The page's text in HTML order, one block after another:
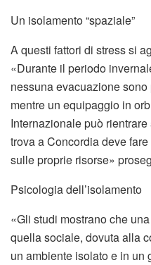
Un isolamento “spaziale”
A questi fattori di stress si
«Durante il periodo
nessuna evacuazione
mentre un equipaggio in
Internazionale può
trova a Concordia deve
sulle proprie risorse»
Psicologia dell’isolamento
«Gli studi mostrano che
quella sociale, dovuta alla
un ambiente isolato e in